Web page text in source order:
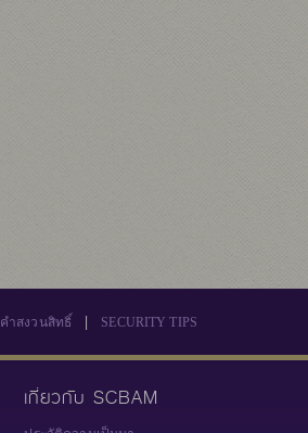
คำสงวนสิทธิ์ | SECURITY TIPS
เกี่ยวกับ SCBAM